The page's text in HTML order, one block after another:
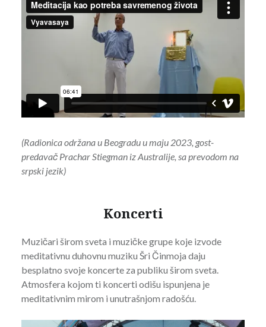
(Radionica održana u Beogradu u maju 2023, gost-
predavač Prachar Stiegman iz Australije, sa prevodom na
srpski jezik)
Koncerti
Muzičari širom sveta i muzičke grupe koje izvode
meditativnu duhovnu muziku Šri Činmoja daju
besplatno svoje koncerte za publiku širom sveta.
Atmosfera kojom ti koncerti odišu ispunjena je
meditativnim mirom i unutrašnjom radošću.